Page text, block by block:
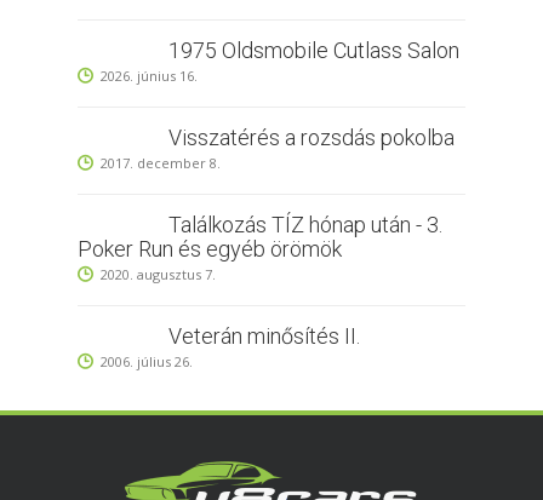
1975 Oldsmobile Cutlass Salon
2026. június 16.
Visszatérés a rozsdás pokolba
2017. december 8.
Találkozás TÍZ hónap után - 3.
Poker Run és egyéb örömök
2020. augusztus 7.
Veterán minősítés II.
2006. július 26.